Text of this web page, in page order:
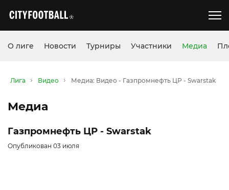
О лиге Новости Турниры Участники Медиа
Лига Видео Медиа: Видео - Газпромнефть ЦР - Swarstak
Медиа
Газпромнефть ЦР - Swarstak
Опубликован 03 июля